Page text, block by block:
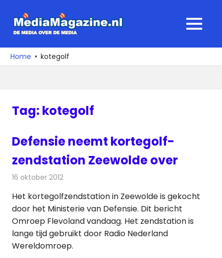
naar
media
over
MENU
Home kotegolf
Tag: kotegolf
Defensie neemt kortegolf-
zendstation Zeewolde over
16 oktober 2012
Het kortegolfzendstation in Zeewolde is gekocht
door het Ministerie van Defensie. Dit bericht
Omroep Flevoland vandaag. Het zendstation is
lange tijd gebruikt door Radio Nederland
Wereldomroep.